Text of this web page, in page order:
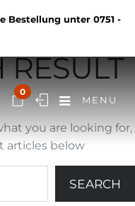
Bestellung unter 0751 -
0
MENU
RESULT
you are looking for,
articles below